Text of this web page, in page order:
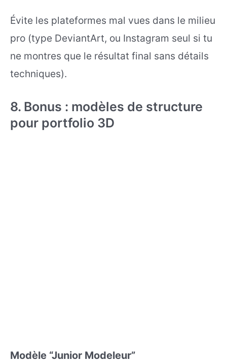
Évite les plateformes mal vues dans le milieu
pro (type DeviantArt, ou Instagram seul si tu
ne montres que le résultat final sans détails
techniques).
8. Bonus : modèles de structure
pour portfolio 3D
Modèle “Junior Modeleur”